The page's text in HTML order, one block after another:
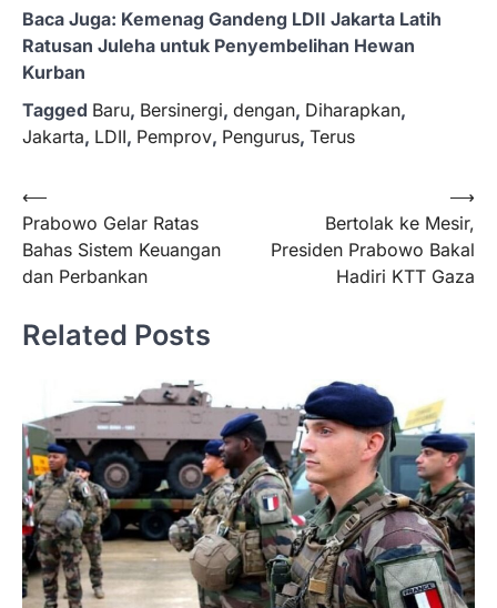
Baca Juga: Kemenag Gandeng LDII Jakarta Latih
Ratusan Juleha untuk Penyembelihan Hewan
Kurban
Tagged Baru, Bersinergi, dengan, Diharapkan,
Jakarta, LDII, Pemprov, Pengurus, Terus
Navigasi
pos
⟵
Prabowo Gelar Ratas
Bahas Sistem Keuangan
dan Perbankan
Bertolak ke Mesir,
Presiden Prabowo Bakal
Hadiri KTT Gaza
⟶
Related Posts